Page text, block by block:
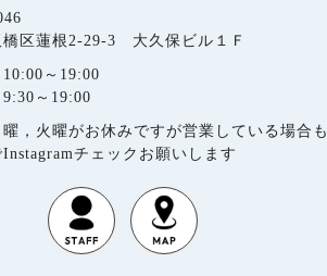
橋区蓮根2-29-3 大久保ビル１Ｆ
～19:00
～19:00
曜，火曜がお休みですが営業している場合も
チェックお願いします